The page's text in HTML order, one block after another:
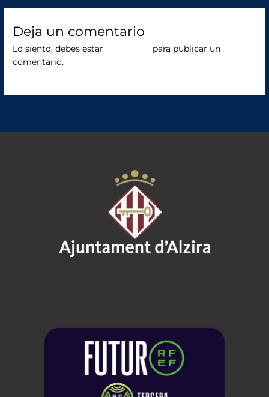
b
o
r
Deja un comentario
Lo siento, debes estar
para publicar un
comentario.